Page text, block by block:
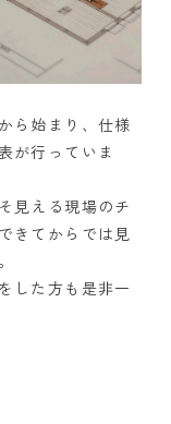
ら始まり、仕様
が行っていま
見える現場のチ
きてからでは見
した方も是非一